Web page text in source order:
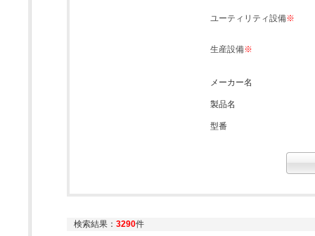
ユーティリティ設備※
生産設備※
メーカー名
製品名
型番
検索結果： 3290件